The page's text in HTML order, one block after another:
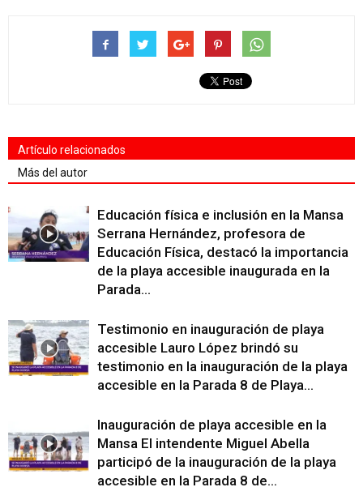
Artículo relacionados
Más del autor
Educación física e inclusión en la Mansa
Serrana Hernández, profesora de
Educación Física, destacó la importancia
de la playa accesible inaugurada en la
Parada...
Testimonio en inauguración de playa
accesible Lauro López brindó su
testimonio en la inauguración de la playa
accesible en la Parada 8 de Playa...
Inauguración de playa accesible en la
Mansa El intendente Miguel Abella
participó de la inauguración de la playa
accesible en la Parada 8 de...